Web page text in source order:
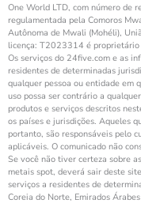
One World LTD, com número de
regulamentada pela Comoros
Autônoma de Mwali (Mohéli),
licença: T2023314 é proprietário
Os serviços do 24five.com e as
residentes de determinadas
qualquer pessoa ou entidade em
uso possa ser contrário a
produtos e serviços descritos
os países e jurisdições. Aqueles
portanto, são responsáveis pelo
aplicáveis. O comunicado não
Se você não tiver certeza sobre
metais spot, deverá sair deste
serviços a residentes de
Coreia do Norte, Emirados